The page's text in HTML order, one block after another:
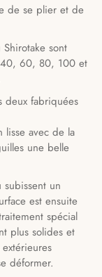
de se plier et de
sont
60, 80, 100 et
deux fabriquées
lisse avec de la
une belle
subissent un
est ensuite
spécial
plus solides et
déformer.